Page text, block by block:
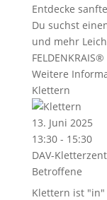
Entdecke
Du suchst
und mehr
Weitere
Klettern
13. Juni 2025
13:30 - 15:30
DAV-
Betroffene
Klettern ist